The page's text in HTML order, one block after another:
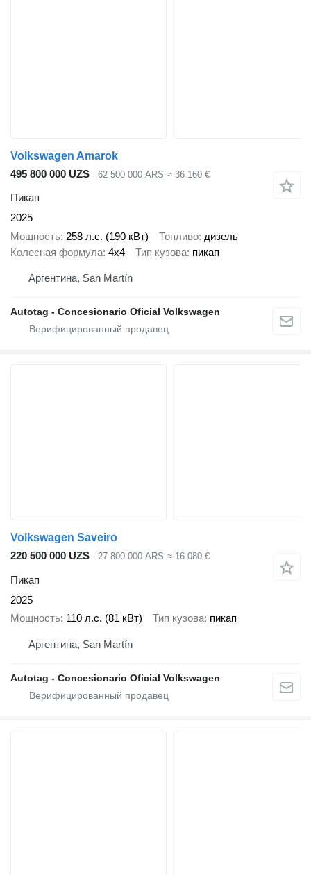
Volkswagen Amarok
495 800 000 UZS
62 500 000 ARS ≈ 36 160 €
Пикап
2025
Мощность 258 л.с. (190 кВт) Топливо дизель
Колесная формула 4x4 Тип кузова пикап
Аргентина, San Martín
Autotag - Concesionario Oficial Volkswagen
Volkswagen Saveiro
220 500 000 UZS
27 800 000 ARS ≈ 16 080 €
Пикап
2025
Мощность 110 л.с. (81 кВт) Тип кузова пикап
Аргентина, San Martín
Autotag - Concesionario Oficial Volkswagen